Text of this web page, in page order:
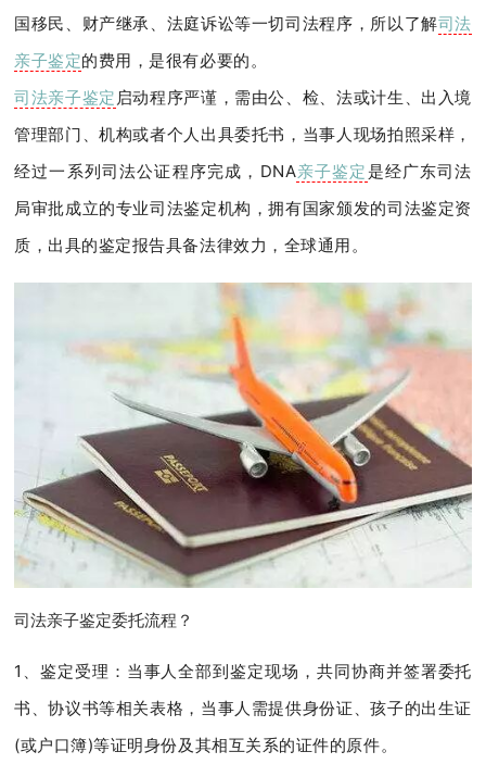
国移民、财产继承、法庭诉讼等一切司法程序，所以了解司法
亲子鉴定的费用，是很有必要的。
司法亲子鉴定 启动程序严谨，需由公、检、法或计生、出入境
管理部门、机构或者个人出具委托书，当事人现场拍照采样，
经过一系列司法公证程序完成，DNA亲子鉴定 是经广东司法
局审批成立的专业司法鉴定机构，拥有国家颁发的司法鉴定资
质，出具的鉴定报告具备法律效力，全球通用。
司法亲子鉴定委托流程？
1、鉴定受理：当事人全部到鉴定现场，共同协商并签署委托
书、协议书等相关表格，当事人需提供身份证、孩子的出生证
(或户口簿)等证明身份及其相互关系的证件的原件。